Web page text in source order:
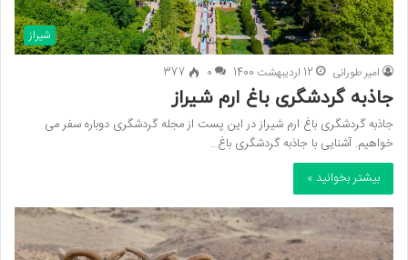
شیراز
امیر طورانی 12 اردیبهشت 1400 0
377
جاذبه گردشگری باغ ارم شیراز
جاذبه گردشگری باغ ارم شیراز در این پست از مجله گردشگری دوباره سفر می
خواهیم. آشنایی با جاذبه گردشگری باغ…
بیشتر بخوانید »